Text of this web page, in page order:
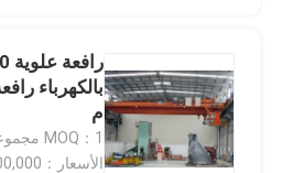
رافعة جسرية الإطارات المطاطية
م
MOQ：1 مجموعة
الأسعار：100,000~500,000 USD/Set